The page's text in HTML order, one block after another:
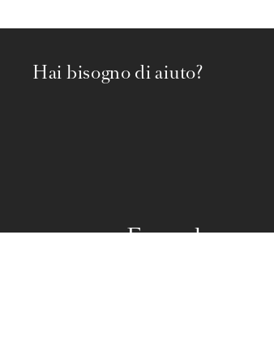
Formalwear
Hai bisogno di aiuto?